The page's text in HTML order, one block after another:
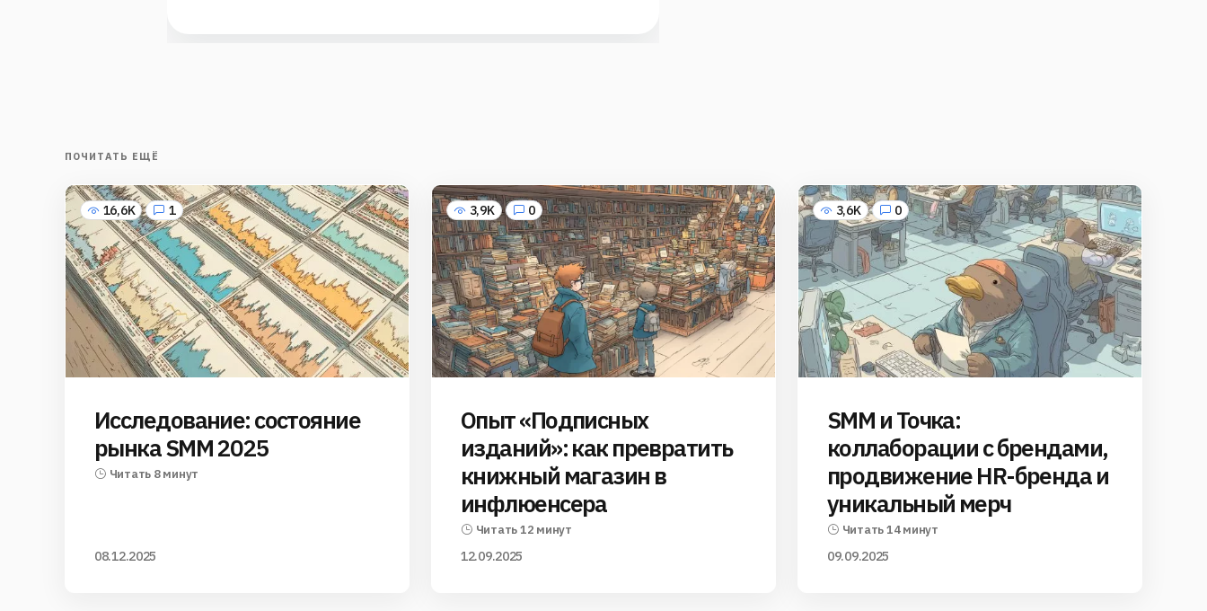
ПОЧИТАТЬ ЕЩЁ
16,6K 1
Исследование: состояние
рынка SMM 2025
Читать 8 минут
08.12.2025
3,9K 0
Опыт «Подписных
изданий»: как превратить
книжный магазин в
инфлюенсера
Читать 12 минут
12.09.2025
3,6K 0
SMM и Точка:
коллаборации с брендами,
продвижение HR-бренда и
уникальный мерч
Читать 14 минут
09.09.2025